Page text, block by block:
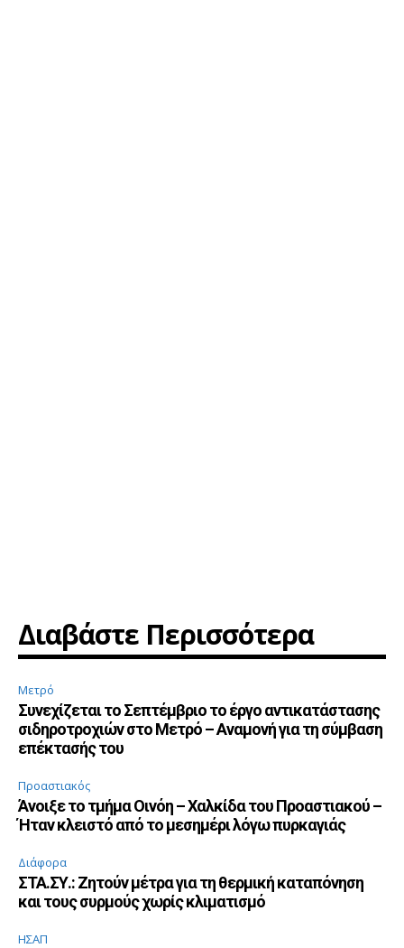
Διαβάστε Περισσότερα
Μετρό
Συνεχίζεται το Σεπτέμβριο το έργο αντικατάστασης
σιδηροτροχιών στο Μετρό – Αναμονή για τη σύμβαση
επέκτασής του
Προαστιακός
Άνοιξε το τμήμα Οινόη – Χαλκίδα του Προαστιακού –
Ήταν κλειστό από το μεσημέρι λόγω πυρκαγιάς
Διάφορα
ΣΤΑ.ΣΥ.: Ζητούν μέτρα για τη θερμική καταπόνηση
και τους συρμούς χωρίς κλιματισμό
ΗΣΑΠ